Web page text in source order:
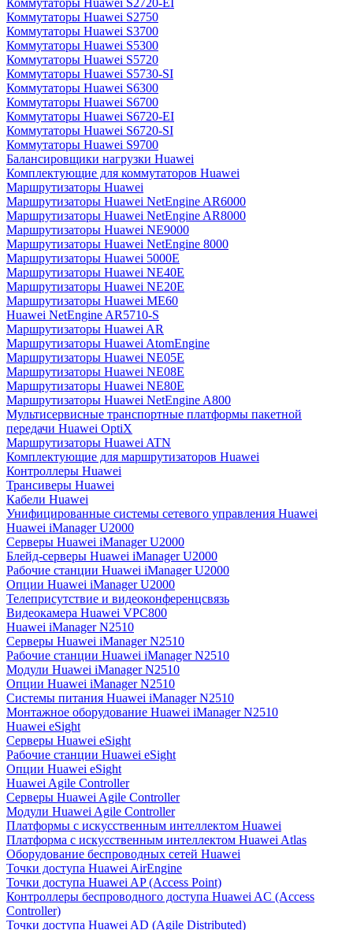
Коммутаторы Huawei S2720-EI
Коммутаторы Huawei S2750
Коммутаторы Huawei S3700
Коммутаторы Huawei S5300
Коммутаторы Huawei S5720
Коммутаторы Huawei S5730-SI
Коммутаторы Huawei S6300
Коммутаторы Huawei S6700
Коммутаторы Huawei S6720-EI
Коммутаторы Huawei S6720-SI
Коммутаторы Huawei S9700
Балансировщики нагрузки Huawei
Комплектующие для коммутаторов Huawei
Маршрутизаторы Huawei
Маршрутизаторы Huawei NetEngine AR6000
Маршрутизаторы Huawei NetEngine AR8000
Маршрутизаторы Huawei NE9000
Маршрутизаторы Huawei NetEngine 8000
Маршрутизаторы Huawei 5000E
Маршрутизаторы Huawei NE40E
Маршрутизаторы Huawei NE20E
Маршрутизаторы Huawei ME60
Huawei NetEngine AR5710-S
Маршрутизаторы Huawei AR
Маршрутизаторы Huawei AtomEngine
Маршрутизаторы Huawei NE05E
Маршрутизаторы Huawei NE08E
Маршрутизаторы Huawei NE80E
Маршрутизаторы Huawei NetEngine A800
Мультисервисные транспортные платформы пакетной
передачи Huawei OptiX
Маршрутизаторы Huawei ATN
Комплектующие для маршрутизаторов Huawei
Контроллеры Huawei
Трансиверы Huawei
Кабели Huawei
Унифицированные системы сетевого управления Huawei
Huawei iManager U2000
Серверы Huawei iManager U2000
Блейд-серверы Huawei iManager U2000
Рабочие станции Huawei iManager U2000
Опции Huawei iManager U2000
Телеприсутствие и видеоконференцсвязь
Видеокамера Huawei VPC800
Huawei iManager N2510
Серверы Huawei iManager N2510
Рабочие станции Huawei iManager N2510
Модули Huawei iManager N2510
Опции Huawei iManager N2510
Системы питания Huawei iManager N2510
Монтажное оборудование Huawei iManager N2510
Huawei eSight
Серверы Huawei eSight
Рабочие станции Huawei eSight
Опции Huawei eSight
Huawei Agile Controller
Серверы Huawei Agile Controller
Модули Huawei Agile Controller
Платформы с искусственным интеллектом Huawei
Платформа с искусственным интеллектом Huawei Atlas
Оборудование беспроводных сетей Huawei
Точки доступа Huawei AirEngine
Точки доступа Huawei AP (Access Point)
Контроллеры беспроводного доступа Huawei AC (Access
Controller)
Точки доступа Huawei AD (Agile Distributed)